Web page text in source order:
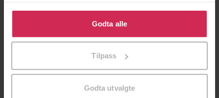
Klikk på «Godta alle» for å gi oss ditt samtykke til å
bruke cookies for alle disse formålene. Du kan også
tilpasse ditt samtykke til spesifikke formål ved å klikke
Godta alle
Tilpass
Godta utvalgte
verdenskrig
Spartacus